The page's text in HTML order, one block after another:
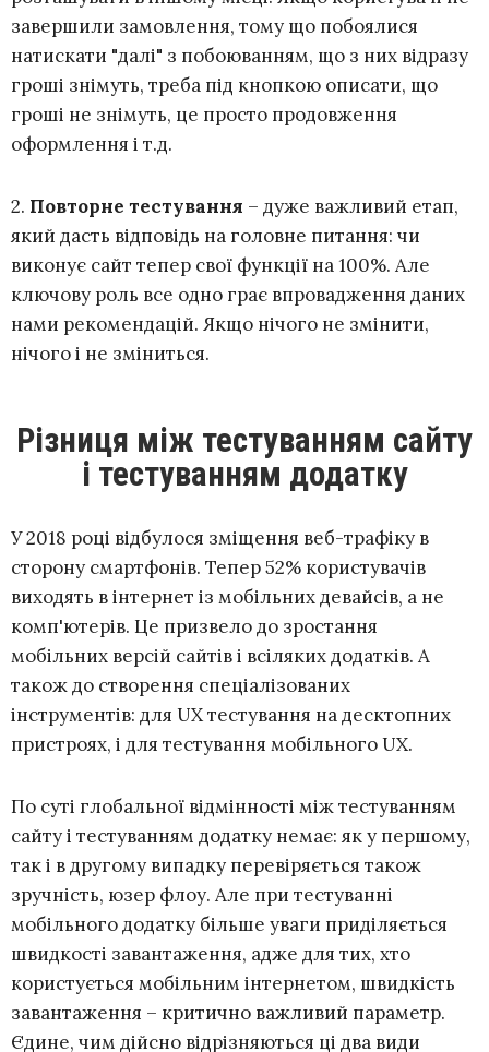
завершили замовлення, тому що побоялися
натискати "далі" з побоюванням, що з них відразу
гроші знімуть, треба під кнопкою описати, що
гроші не знімуть, це просто продовження
оформлення і т.д.
2. Повторне тестування – дуже важливий етап,
який дасть відповідь на головне питання: чи
виконує сайт тепер свої функції на 100%. Але
ключову роль все одно грає впровадження даних
нами рекомендацій. Якщо нічого не змінити,
нічого і не зміниться.
Різниця між тестуванням сайту
і тестуванням додатку
У 2018 році відбулося зміщення веб-трафіку в
сторону смартфонів. Тепер 52% користувачів
виходять в інтернет із мобільних девайсів, а не
комп'ютерів. Це призвело до зростання
мобільних версій сайтів і всіляких додатків. А
також до створення спеціалізованих
інструментів: для UX тестування на десктопних
пристроях, і для тестування мобільного UX.
По суті глобальної відмінності між тестуванням
сайту і тестуванням додатку немає: як у першому,
так і в другому випадку перевіряється також
зручність, юзер флоу. Але при тестуванні
мобільного додатку більше уваги приділяється
швидкості завантаження, адже для тих, хто
користується мобільним інтернетом, швидкість
завантаження – критично важливий параметр.
Єдине, чим дійсно відрізняються ці два види